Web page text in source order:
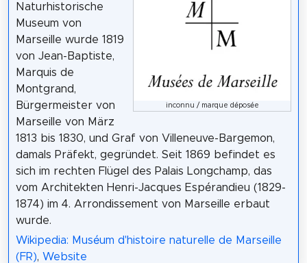
inconnu / marque déposée
Naturhistorische
Museum von
Marseille wurde 1819
von Jean-Baptiste,
Marquis de
Montgrand,
Bürgermeister von
Marseille von März
1813 bis 1830, und Graf von Villeneuve-Bargemon,
damals Präfekt, gegründet. Seit 1869 befindet es
sich im rechten Flügel des Palais Longchamp, das
vom Architekten Henri-Jacques Espérandieu (1829-
1874) im 4. Arrondissement von Marseille erbaut
wurde.
Wikipedia: Muséum d'histoire naturelle de Marseille
(FR), Website